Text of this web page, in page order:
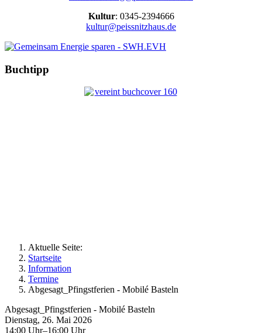
Kultur: 0345-2394666
kultur@peissnitzhaus.de
Buchtipp
Aktuelle Seite:
Startseite
Information
Termine
Abgesagt_Pfingstferien - Mobilé Basteln
Abgesagt_Pfingstferien - Mobilé Basteln
Dienstag, 26. Mai 2026
14:00 Uhr–16:00 Uhr